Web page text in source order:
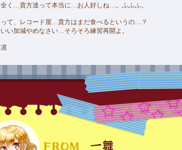
全く…貴方達って本当に…お人好しね…。ふふふ。
って、レコード屋…貴方はまだ食べるというの…？
いい加減やめなさい…そろそろ練習再開よ。
凛